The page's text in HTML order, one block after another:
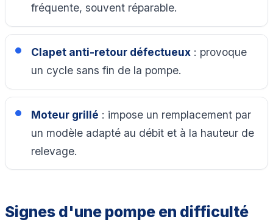
fréquente, souvent réparable.
Clapet anti-retour défectueux: provoque
un cycle sans fin de la pompe.
Moteur grillé : impose un remplacement par
un modèle adapté au débit et à la hauteur de
relevage.
Signes d'une pompe en difficulté